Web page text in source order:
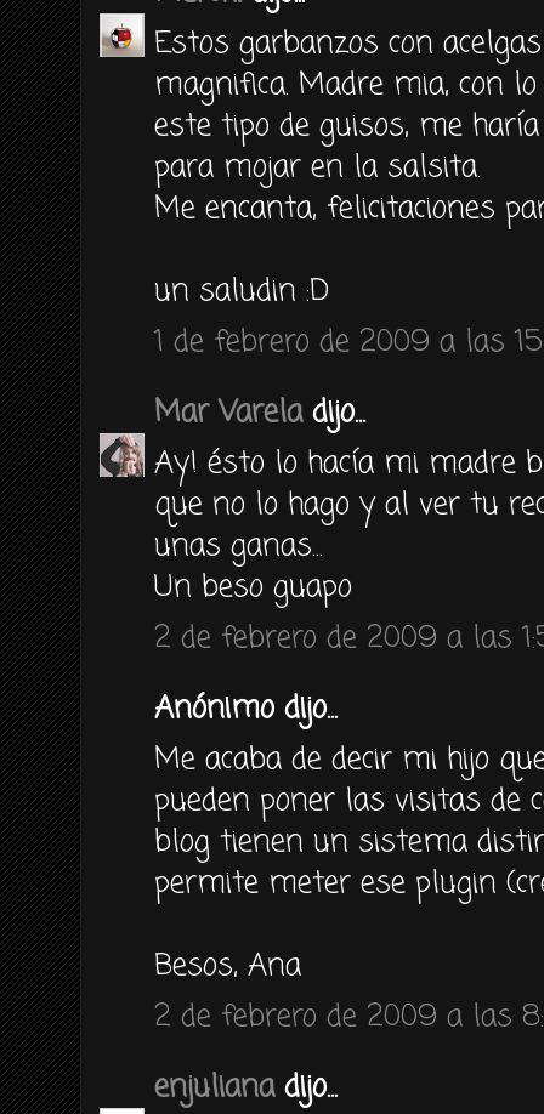
Estos garbanzos con
magnifica. Madre mia, con
este tipo de guisos, me
para mojar en la salsita.
Me encanta, felicitaciones
un saludin :D
1 de febrero de 2009 a las
Mar Vareladijo...
Ay! ésto lo hacía mi madre
que no lo hago y al ver tu
unas ganas...
Un beso guapo
2 de febrero de 2009 a las
Anónimo dijo...
Me acaba de decir mi hijo
pueden poner las visitas de
blog tienen un sistema
permite meter ese plugin
Besos, Ana
2 de febrero de 2009 a las
enjulianadijo...